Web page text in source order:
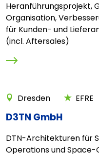
Heranführungsprojekt,
Organisation,
für Kunden- und
(incl. Aftersales)
Dresden EFRE
D3TN GmbH
DTN-Architekturen für
Operations und